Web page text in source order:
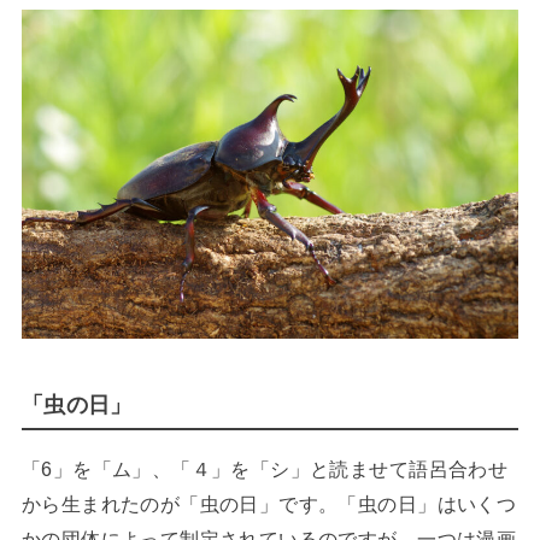
「虫の日」
「6」を「ム」、「４」を「シ」と読ませて語呂合わせ
から生まれたのが「虫の日」です。「虫の日」はいくつ